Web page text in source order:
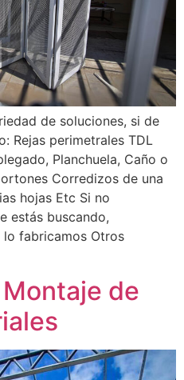
de soluciones, si de
Rejas perimetrales TDL
Planchuela, Caño o
Corredizos de una
hojas Etc Si no
estás buscando,
fabricamos Otros
de